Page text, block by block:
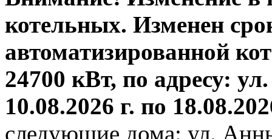
котельных. Изменен
автоматизированной
24700 кВт, по адресу:
10.08.2026 г. по
следующие дома: ул.